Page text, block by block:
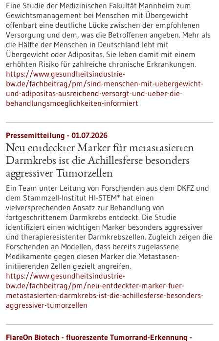
Eine Studie der Medizinischen Fakultät Mannheim zum
Gewichtsmanagement bei Menschen mit Übergewicht
offenbart eine deutliche Lücke zwischen der empfohlenen
Versorgung und dem, was die Betroffenen angeben. Mehr als
die Hälfte der Menschen in Deutschland lebt mit
Übergewicht oder Adipositas. Sie leben damit mit einem
erhöhten Risiko für zahlreiche chronische Erkrankungen.
https://www.gesundheitsindustrie-
bw.de/fachbeitrag/pm/sind-menschen-mit-uebergewicht-
und-adipositas-ausreichend-versorgt-und-ueber-die-
behandlungsmoeglichkeiten-informiert
Pressemitteilung - 01.07.2026
Neu entdeckter Marker für metastasierten
Darmkrebs ist die Achillesferse besonders
aggressiver Tumorzellen
Ein Team unter Leitung von Forschenden aus dem DKFZ und
dem Stammzell-Institut HI-STEM* hat einen
vielversprechenden Ansatz zur Behandlung von
fortgeschrittenem Darmkrebs entdeckt. Die Studie
identifiziert einen wichtigen Marker besonders aggressiver
und therapieresistenter Darmkrebszellen. Zugleich zeigen die
Forschenden an Modellen, dass bereits zugelassene
Medikamente gegen diesen Marker die Metastasen-
initiierenden Zellen gezielt angreifen.
https://www.gesundheitsindustrie-
bw.de/fachbeitrag/pm/neu-entdeckter-marker-fuer-
metastasierten-darmkrebs-ist-die-achillesferse-besonders-
aggressiver-tumorzellen
FlareOn Biotech - fluoreszente Tumorrand-Erkennung -